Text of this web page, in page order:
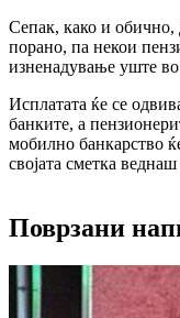
Сепак, како и обично,
порано, па некои
изненадување уште во
Исплатата ќе се
банките, а
мобилно банкарство
својата сметка
Поврзани